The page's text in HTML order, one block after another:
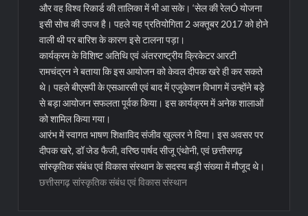
और वह विश्व रिकार्ड की तालिका में भी आ सके। ‘सेल की रेलÓ योजना
इसी सोच की उपज है। पहले यह प्रतियोगिता 2 अक्तूबर 2017 को होने
वाली थी पर बारिश के कारण इसे टालना पड़ा।
कार्यक्रम के विशिष्ट अतिथि एवं अंतरराष्ट्रीय क्रिकेटर आरटी
रामचंद्रन ने बताया कि इस आयोजन को केवल दीपक खरे ही कर सकते
थे। पहले बीएसपी के एसआरसी एवं बाद में एजुकेशन विभाग में उन्होंने बड़े
से बड़ा आयोजन सफलता पूर्वक किया। इस कार्यक्रम में अनेक शालाओं
को शामिल किया गया।
आरंभ में स्वागत भाषण शिक्षाविद संजीव खुल्लर ने दिया। इस अवसर पर
दीपक खरे, डॉ जेड फैजी, वरिष्ठ पार्षद सीजू एंथोनी, एवं छत्तीसगढ़
सांस्कृतिक संबंध एवं विकास संस्थान के सदस्य बड़ी संख्या में मौजूद थे।
छत्तीसगढ़ सांस्कृतिक संबंध एवं विकास संस्थान